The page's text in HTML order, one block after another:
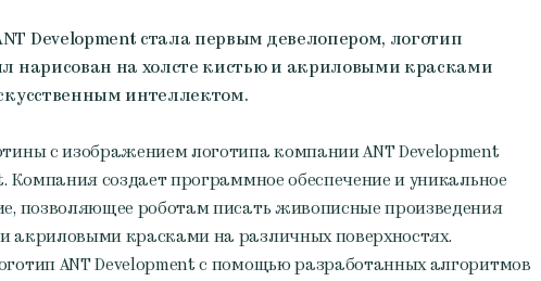
Development стала первым девелопером, логотип
нарисован на холсте кистью и акриловыми красками
интеллектом.
с изображением логотипа компании ANT Development
Компания создает программное обеспечение и уникальное
позволяющее роботам писать живописные произведения
акриловыми красками на различных поверхностях.
ANT Development с помощью разработанных алгоритмов